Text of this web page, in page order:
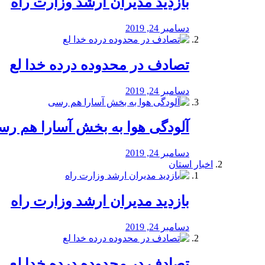
دسامبر 24, 2019
تصادف در محدوده درده خدا لع
دسامبر 24, 2019
آلودگی هوا به بخش آسارا هم
دسامبر 24, 2019
اخبار استان
بازدید مدیران ارشد وزارت راه
دسامبر 24, 2019